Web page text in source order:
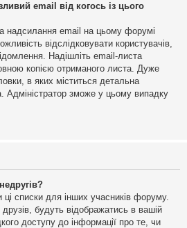
email від когось із цього
email на цьому форумі
відслідковувати користувачів,
Надішліть email-листа
копією отриманого листа. Дуже
в яких міститься детальна
Адміністратор зможе у цьому випадку
списки для інших учасників форуму.
будуть відображатись в вашій
доступу до інформації про те, чи